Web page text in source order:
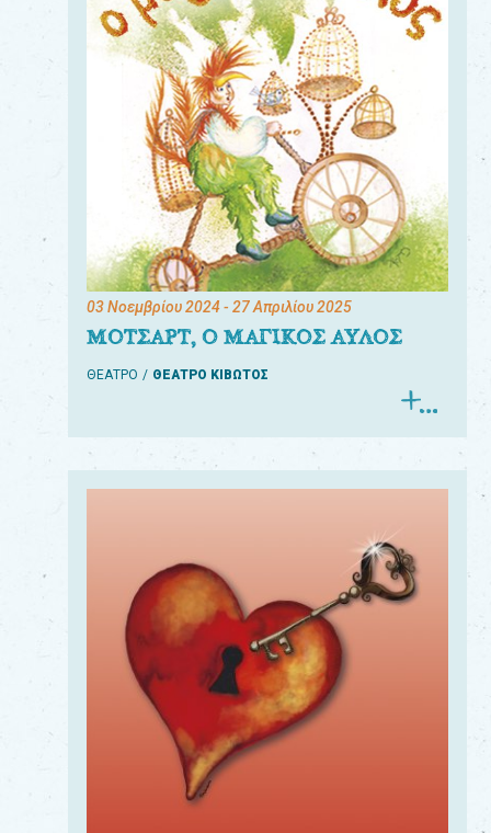
03 Νοεμβρίου 2024- 27 Απριλίου 2025
ΜΟΤΣΑΡΤ, Ο ΜΑΓΙΚΟΣ ΑΥΛΟΣ
ΘΕΑΤΡΟ ΘΕΑΤΡΟ ΚΙΒΩΤΟΣ